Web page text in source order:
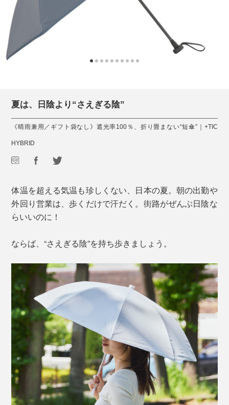
夏は、日陰より“さえぎる陰”
《晴雨兼用／ギフト袋なし》遮光率100％、折り畳まない“短傘”｜+TIC
HYBRID
体温を超える気温も珍しくない、日本の夏。朝の出勤や
外回り営業は、歩くだけで汗だく。街路がぜんぶ日陰な
らいいのに！
ならば、“さえぎる陰”を持ち歩きましょう。